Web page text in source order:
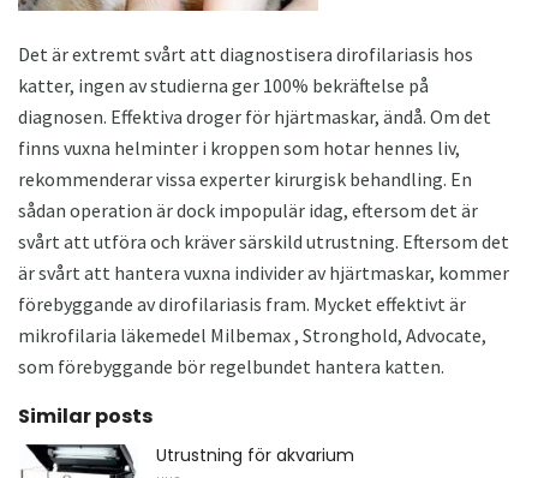
Det är extremt svårt att diagnostisera dirofilariasis hos
katter, ingen av studierna ger 100% bekräftelse på
diagnosen. Effektiva droger för hjärtmaskar, ändå. Om det
finns vuxna helminter i kroppen som hotar hennes liv,
rekommenderar vissa experter kirurgisk behandling. En
sådan operation är dock impopulär idag, eftersom det är
svårt att utföra och kräver särskild utrustning. Eftersom det
är svårt att hantera vuxna individer av hjärtmaskar, kommer
förebyggande av dirofilariasis fram. Mycket effektivt är
mikrofilaria läkemedel Milbemax , Stronghold, Advocate,
som förebyggande bör regelbundet hantera katten.
Similar posts
Utrustning för akvarium